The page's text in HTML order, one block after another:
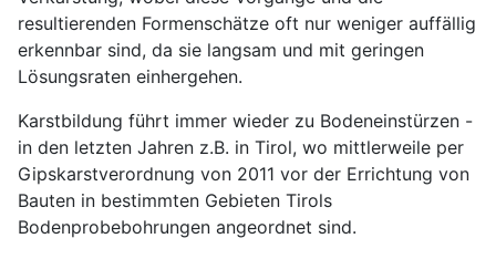
resultierenden Formenschätze oft nur weniger auffällig
erkennbar sind, da sie langsam und mit geringen
Lösungsraten einhergehen.
Karstbildung führt immer wieder zu Bodeneinstürzen -
in den letzten Jahren z.B. in Tirol, wo mittlerweile per
Gipskarstverordnung von 2011 vor der Errichtung von
Bauten in bestimmten Gebieten Tirols
Bodenprobebohrungen angeordnet sind.